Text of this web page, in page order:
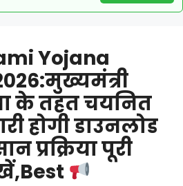
Yojana
के तहत चयनित
होगी डाउनलोड
पूरी